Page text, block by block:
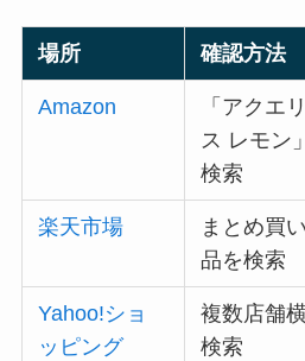
場所 確認方法
Amazon
「アクエ
ス レモン」
検索
楽天市場
まとめ買
品を検索
Yahoo!ショ
ッピング
複数店舗
検索